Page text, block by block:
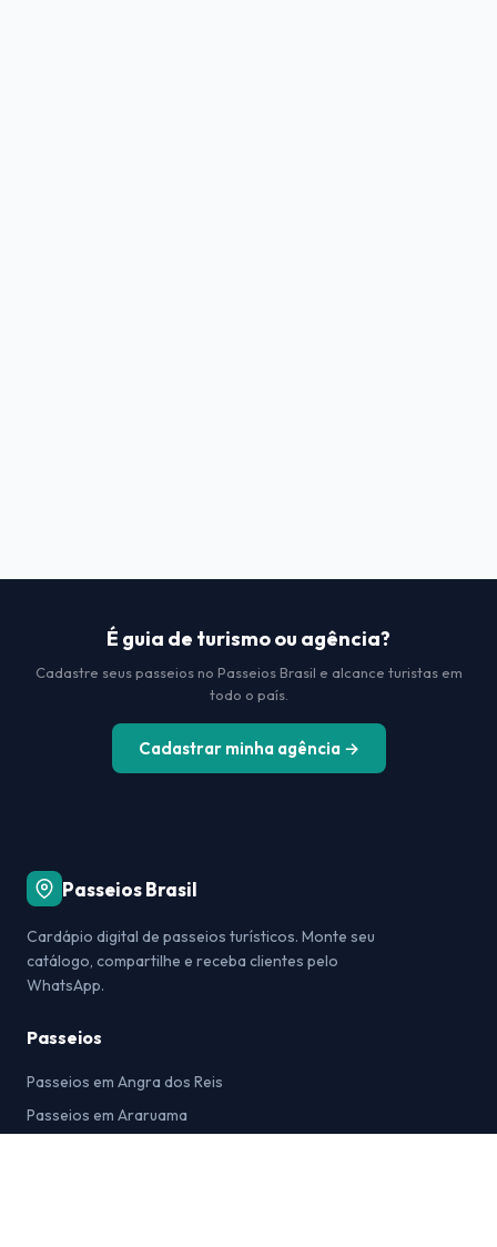
É guia de turismo ou agência?
Cadastre seus passeios no Passeios Brasil e alcance turistas em
todo o país.
Cadastrar minha agência →
Passeios Brasil
Cardápio digital de passeios turísticos. Monte seu
catálogo, compartilhe e receba clientes pelo
WhatsApp.
Passeios
Passeios em Angra dos Reis
Passeios em Araruama